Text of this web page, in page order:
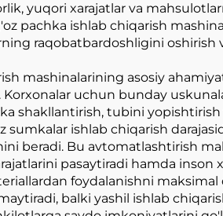
yuqori xarajatlar va
pachka ishlab chiqarish
raqobatbardoshligini
mashinalarining asosiy
uchun bunday
shakllantirish, tubini
ishlab chiqarish
beradi. Bu avtomatlashtirish
pasaytiradi hamda inson
foydalanishni
balki yashil ishlab